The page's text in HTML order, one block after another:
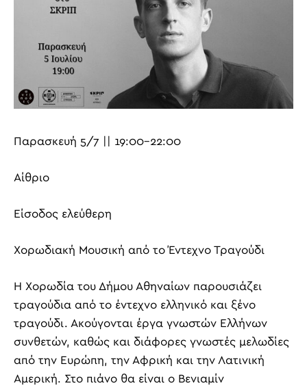
Παρασκευή 5/7 || 19:00-22:00
Αίθριο
Είσοδος ελεύθερη
Χορωδιακή Μουσική από το Έντεχνο Τραγούδι
Η Χορωδία του Δήμου Αθηναίων παρουσιάζει
τραγούδια από το έντεχνο ελληνικό και ξένο
τραγούδι. Ακούγονται έργα γνωστών Ελλήνων
συνθετών, καθώς και διάφορες γνωστές μελωδίες
από την Ευρώπη, την Αφρική και την Λατινική
Αμερική. Στο πιάνο θα είναι ο Βενιαμίν